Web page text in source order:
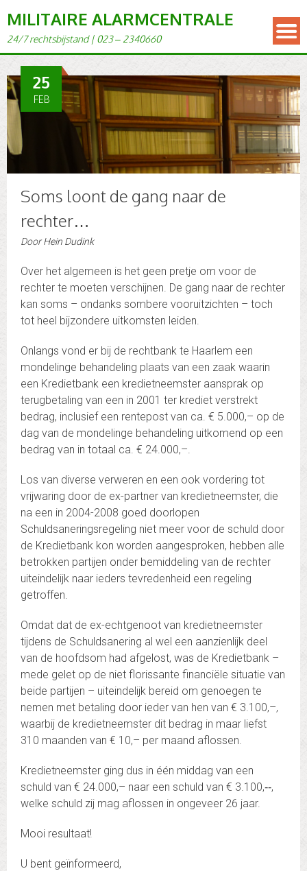
MILITAIRE ALARMCENTRALE
24/7 rechts­bi­j­s­tand | 023 – 2340660
Soms loont de gang naar de
rechter…
25
FEB
DoorHein Dudink
Over het algemeen is het geen pretje om voor de
rechter te moeten verschijnen. De gang naar de rechter
kan soms – ondanks sombere vooruitzichten – toch
tot heel bijzondere uitkomsten leiden.
Onlangs vond er bij de rechtbank te Haarlem een
mondelinge behandeling plaats van een zaak waarin
een Kredietbank een kredietneemster aansprak op
terugbetaling van een in 2001 ter krediet verstrekt
bedrag, inclusief een rentepost van ca. € 5.000,– op de
dag van de mondelinge behandeling uitkomend op een
bedrag van in totaal ca. € 24.000,–.
Los van diverse verweren en een ook vordering tot
vrijwaring door de ex-partner van kredietneemster, die
na een in 2004-2008 goed doorlopen
Schuldsaneringsregeling niet meer voor de schuld door
de Kredietbank kon worden aangesproken, hebben alle
betrokken partijen onder bemiddeling van de rechter
uiteindelijk naar ieders tevredenheid een regeling
getroffen.
Omdat dat de ex-echtgenoot van kredietneemster
tijdens de Schuldsanering al wel een aanzienlijk deel
van de hoofdsom had afgelost, was de Kredietbank –
mede gelet op de niet florissante financiële situatie van
beide partijen – uiteindelijk bereid om genoegen te
nemen met betaling door ieder van hen van € 3.100,–,
waarbij de kredietneemster dit bedrag in maar liefst
310 maanden van € 10,– per maand aflossen.
Kredietneemster ging dus in één middag van een
schuld van € 24.000,– naar een schuld van € 3.100,‑‑,
welke schuld zij mag aflossen in ongeveer 26 jaar.
Mooi resultaat!
U bent geïnformeerd,